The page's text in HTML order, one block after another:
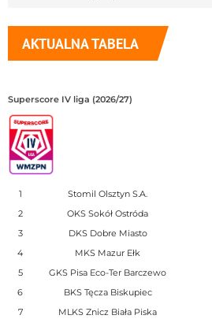
AKTUALNA TABELA
Superscore IV liga (2026/27)
1
Stomil Olsztyn S.A.
2
OKS Sokół Ostróda
3
DKS Dobre Miasto
4
MKS Mazur Ełk
5
GKS Pisa Eco-Ter Barczewo
6
BKS Tęcza Biskupiec
7
MLKS Znicz Biała Piska